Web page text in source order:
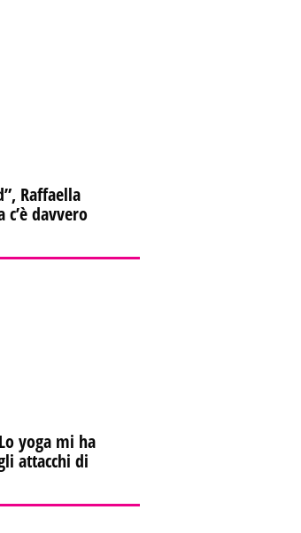
Raffaella
c’è davvero
yoga mi ha
attacchi di